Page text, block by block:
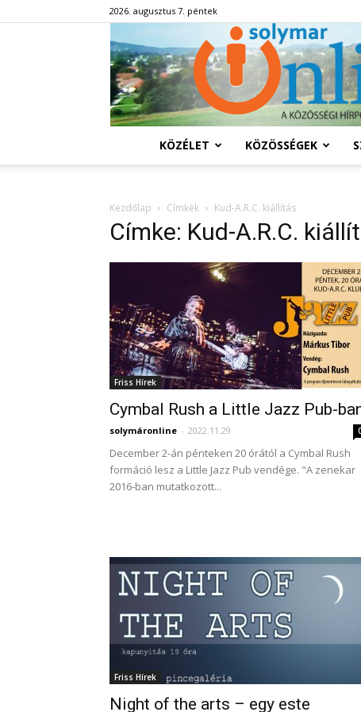
2026. augusztus 7. péntek
KÖZÉLET KÖZÖSSÉGEK
Kezdőlap Címkék Kud-A.R.C. kiállítás
Címke: Kud-A.R.C.
Friss Hírek
Cymbal Rush a Little Jazz Pub-
solymáronline - 2022.11.29.
December 2-án pénteken 20 órától a Cymbal Rush
formáció lesz a Little Jazz Pub vendége. "A zenekar
2016-ban mutatkozott...
Friss Hírek
Night of the arts – egy este